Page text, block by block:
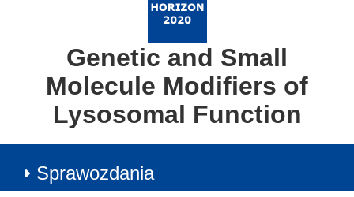
Genetic and Small
Molecule Modifiers of
Lysosomal Function
Sprawozdania